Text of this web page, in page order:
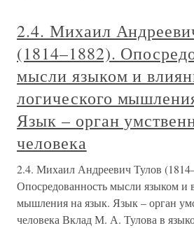
2.4. Михаил
(1814–1882).
мысли языком и
логического
Язык – орган
человека
2.4. Михаил Андреевич Тулов
Опосредованность мысли языком и
мышления на язык. Язык – орган
человека Вклад М. А. Тулова в